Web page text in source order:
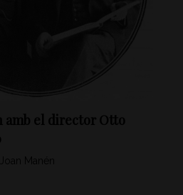
amb el director Otto
Manén